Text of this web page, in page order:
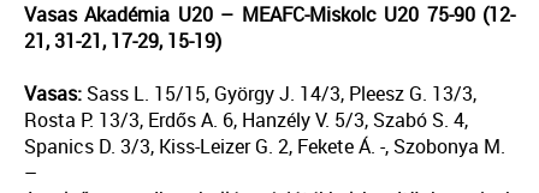
Vasas Akadémia U20 – MEAFC-Miskolc U20 75-90 (12-
21, 31-21, 17-29, 15-19)
Vasas: Sass L. 15/15, György J. 14/3, Pleesz G. 13/3,
Rosta P. 13/3, Erdős A. 6, Hanzély V. 5/3, Szabó S. 4,
Spanics D. 3/3, Kiss-Leizer G. 2, Fekete Á. -, Szobonya M.
–